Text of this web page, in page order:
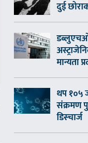
दुई
मान्यता
थप १०५
संक्रमण
डिस्चार्ज